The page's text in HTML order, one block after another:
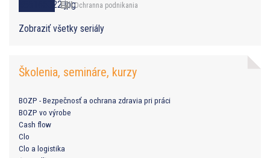
Ochranna podnikania
Zobraziť všetky seriály
Školenia, semináre, kurzy
BOZP - Bezpečnosť a ochrana zdravia pri práci
BOZP vo výrobe
Cash flow
Clo
Clo a logistika